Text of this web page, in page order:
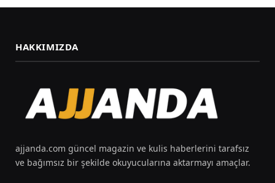
HAKKIMIZDA
ajjanda.com güncel magazin ve kulis haberlerini tarafsız
ve bağımsız bir şekilde okuyucularına aktarmayı amaçlar.